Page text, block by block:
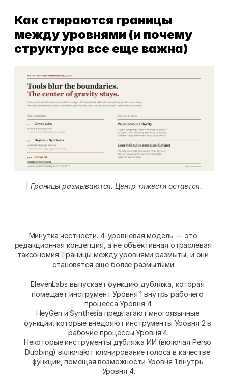
Как стираются границы
между уровнями (и почему
структура все еще важна)
Границы размываются. Центр тяжести остается.
Минутка честности. 4-уровневая модель — это
редакционная концепция, а не объективная отраслевая
таксономия. Границы между уровнями размыты, и они
становятся еще более размытыми:
ElevenLabs выпускает функцию дубляжа, которая
помещает инструмент Уровня 1 внутрь рабочего
процесса Уровня 4.
HeyGen и Synthesia предлагают многоязычные
функции, которые внедряют инструменты Уровня 2 в
рабочие процессы Уровня 4.
Некоторые инструменты дубляжа ИИ (включая Perso
Dubbing) включают клонирование голоса в качестве
функции, помещая возможности Уровня 1 внутрь
Уровня 4.